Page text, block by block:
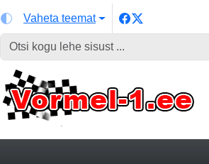
Vaheta teemat